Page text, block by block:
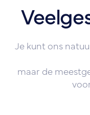
Je kunt ons
maar de